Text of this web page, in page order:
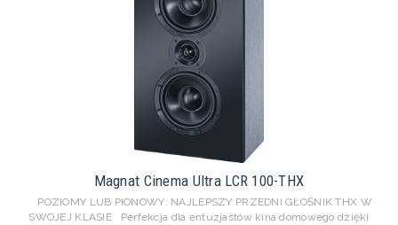
Magnat Cinema Ultra LCR 100-THX
POZIOMY LUB PIONOWY: NAJLEPSZY PRZEDNI GŁOŚNIK THX W
SWOJEJ KLASIE Perfekcja dla entuzjastów kina domowego dzięki